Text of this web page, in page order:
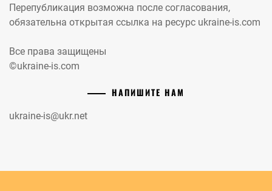
Перепубликация возможна после согласования,
обязательна открытая ссылка на ресурс ukraine-is.com
Все права защищены
©ukraine-is.com
НАПИШИТЕ НАМ
ukraine-is@ukr.net